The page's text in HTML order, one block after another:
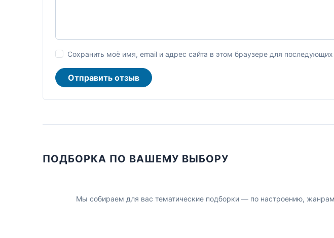
Сохранить моё имя, email и адрес сайта в этом браузере для
Отправить отзыв
ПОДБОРКА ПО ВАШЕМУ ВЫБОРУ
Мы собираем для вас тематические подборки — по настроению,